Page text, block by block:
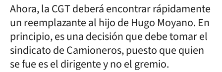
Ahora, la CGT deberá encontrar rápidamente
un reemplazante al hijo de Hugo Moyano. En
principio, es una decisión que debe tomar el
sindicato de Camioneros, puesto que quien
se fue es el dirigente y no el gremio.